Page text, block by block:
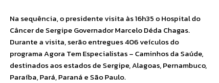
Na sequência, o presidente visita às 16h35 o Hospital do
Câncer de Sergipe Governador Marcelo Déda Chagas.
Durante a visita, serão entregues 406 veículos do
programa Agora Tem Especialistas – Caminhos da Saúde,
destinados aos estados de Sergipe, Alagoas, Pernambuco,
Paraíba, Pará, Paraná e São Paulo.